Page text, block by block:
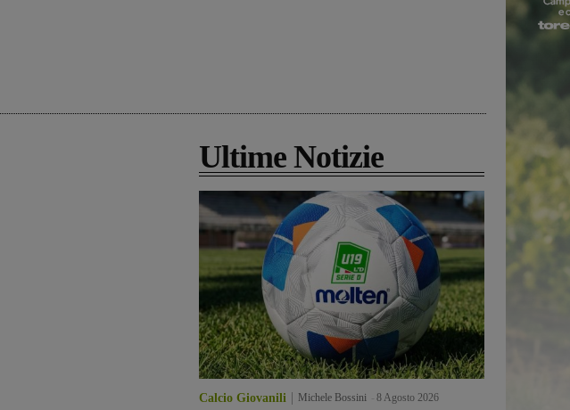
Ultime Notizie
Calcio Giovanili Michele Bossini 8 Agosto 2026